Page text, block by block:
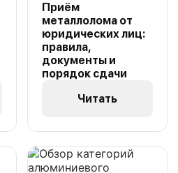
Приём
металлолома от
юридических лиц:
правила,
документы и
порядок сдачи
Читать